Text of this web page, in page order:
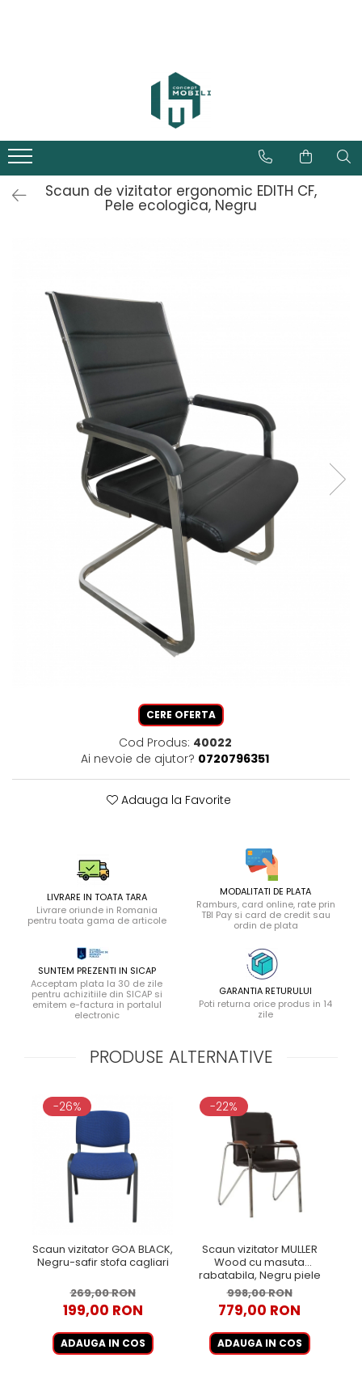
Scaun de vizitator ergonomic EDITH CF,
Pele ecologica, Negru
CERE OFERTA
Cod Produs: 40022
Ai nevoie de ajutor? 0720796351
Adauga la Favorite
LIVRARE IN TOATA TARA
Livrare oriunde in Romania
pentru toata gama de articole
MODALITATI DE PLATA
Ramburs, card online, rate prin
TBI Pay si card de credit sau
ordin de plata
SUNTEM PREZENTI IN SICAP
Acceptam plata la 30 de zile
pentru achizitiile din SICAP si
emitem e-factura in portalul
electronic
GARANTIA RETURULUI
Poti returna orice produs in 14
zile
PRODUSE ALTERNATIVE
-26%
Scaun vizitator GOA BLACK,
Negru-safir stofa cagliari
269,00 RON
199,00 RON
ADAUGA IN COS
-22%
Scaun vizitator MULLER
Wood cu masuta
rabatabila, Negru piele
ecologica
998,00 RON
779,00 RON
ADAUGA IN COS